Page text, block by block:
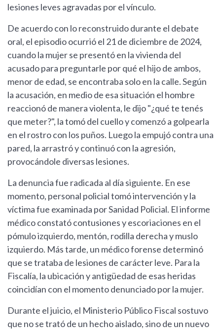
lesiones leves agravadas por el vínculo.
De acuerdo con lo reconstruido durante el debate
oral, el episodio ocurrió el 21 de diciembre de 2024,
cuando la mujer se presentó en la vivienda del
acusado para preguntarle por qué el hijo de ambos,
menor de edad, se encontraba solo en la calle. Según
la acusación, en medio de esa situación el hombre
reaccionó de manera violenta, le dijo "¿qué te tenés
que meter?", la tomó del cuello y comenzó a golpearla
en el rostro con los puños. Luego la empujó contra una
pared, la arrastró y continuó con la agresión,
provocándole diversas lesiones.
La denuncia fue radicada al día siguiente. En ese
momento, personal policial tomó intervención y la
víctima fue examinada por Sanidad Policial. El informe
médico constató contusiones y escoriaciones en el
pómulo izquierdo, mentón, rodilla derecha y muslo
izquierdo. Más tarde, un médico forense determinó
que se trataba de lesiones de carácter leve. Para la
Fiscalía, la ubicación y antigüedad de esas heridas
coincidían con el momento denunciado por la mujer.
Durante el juicio, el Ministerio Público Fiscal sostuvo
que no se trató de un hecho aislado, sino de un nuevo